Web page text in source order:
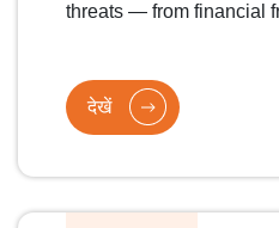
threats — from financial
देखें